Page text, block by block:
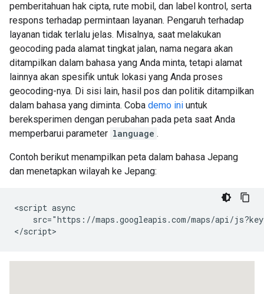
pemberitahuan hak cipta, rute mobil, dan label kontrol, serta
respons terhadap permintaan layanan. Pengaruh terhadap
layanan tidak terlalu jelas. Misalnya, saat melakukan
geocoding pada alamat tingkat jalan, nama negara akan
ditampilkan dalam bahasa yang Anda minta, tetapi alamat
lainnya akan spesifik untuk lokasi yang Anda proses
geocoding-nya. Di sisi lain, hasil pos dan politik ditampilkan
dalam bahasa yang diminta. Coba demo ini untuk
bereksperimen dengan perubahan pada peta saat Anda
memperbarui parameter language .
Contoh berikut menampilkan peta dalam bahasa Jepang
dan menetapkan wilayah ke Jepang:
<script async
src="https://maps.googleapis.com/maps/api/
</script>